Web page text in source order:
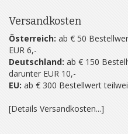
Versandkosten
Österreich: ab € 50
EUR 6,-
Deutschland: ab € 150
darunter EUR 10,-
EU: ab € 300 Bestellwert
[Details Versandkosten...]